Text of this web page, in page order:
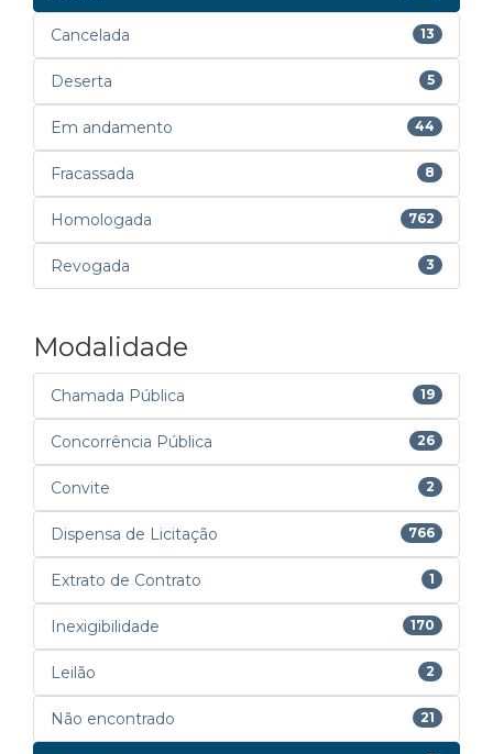
Cancelada 13
Deserta 5
Em andamento 44
Fracassada 8
Homologada 762
Revogada 3
Modalidade
Chamada Pública 19
Concorrência Pública 26
Convite 2
Dispensa de Licitação 766
Extrato de Contrato 1
Inexigibilidade 170
Leilão 2
Não encontrado 21